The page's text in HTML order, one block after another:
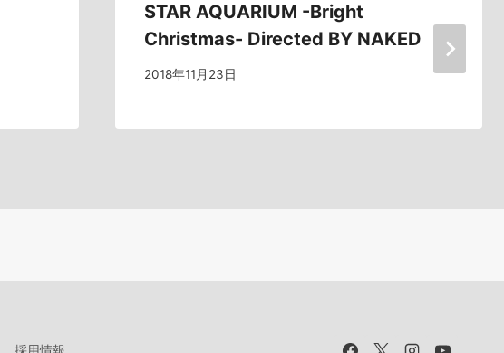
STAR AQUARIUM -Bright
Christmas- Directed BY NAKED
2018年11月23日